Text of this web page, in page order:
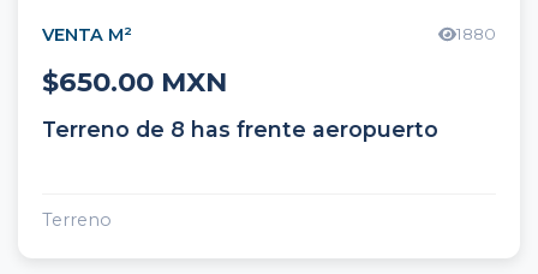
VENTA M² 1880
$650.00 MXN
Terreno de 8 has frente aeropuerto
Terreno